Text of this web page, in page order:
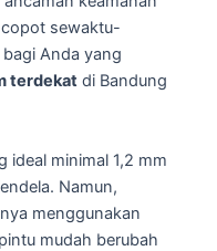
sewaktu-
Anda yang
terdekat di Bandung
ideal minimal 1,2 mm
Namun,
menggunakan
mudah berubah